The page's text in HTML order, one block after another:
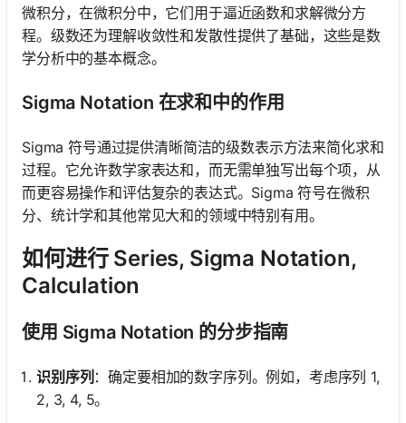
微积分，在微积分中，它们用于逼近函数和求解微分方
程。级数还为理解收敛性和发散性提供了基础，这些是数
学分析中的基本概念。
Sigma Notation 在求和中的作用
Sigma 符号通过提供清晰简洁的级数表示方法来简化求和
过程。它允许数学家表达和，而无需单独写出每个项，从
而更容易操作和评估复杂的表达式。Sigma 符号在微积
分、统计学和其他常见大和的领域中特别有用。
如何进行 Series, Sigma Notation,
Calculation
使用 Sigma Notation 的分步指南
识别序列 ：确定要相加的数字序列。例如，考虑序列 1,
2, 3, 4, 5。